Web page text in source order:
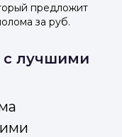
предложит
за руб.
с лучшими